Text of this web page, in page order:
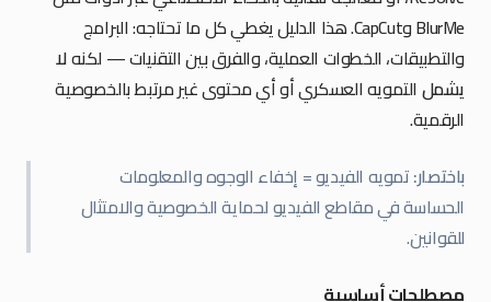
BlurMe وCapCut. هذا الدليل يغطي كل ما تحتاجه: البرامج
والتطبيقات، الخطوات العملية، والفرق بين التقنيات — لكنهلا
يشمل التمويه العسكري أو أي محتوى غير مرتبط بالخصوصية
الرقمية.
باختصار:تمويه الفيديو = إخفاء الوجوه والمعلومات
الحساسة في مقاطع الفيديو لحماية الخصوصية والامتثال
للقوانين.
مصطلحات أساسية